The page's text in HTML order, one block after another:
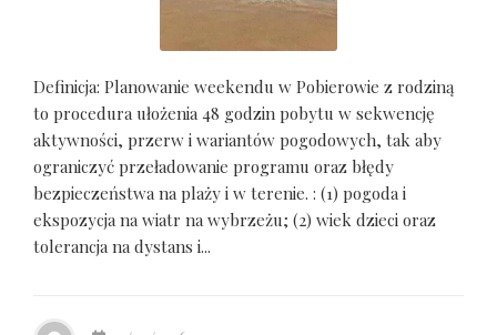
Definicja: Planowanie weekendu w Pobierowie z rodziną
to procedura ułożenia 48 godzin pobytu w sekwencję
aktywności, przerw i wariantów pogodowych, tak aby
ograniczyć przeładowanie programu oraz błędy
bezpieczeństwa na plaży i w terenie. : (1) pogoda i
ekspozycja na wiatr na wybrzeżu; (2) wiek dzieci oraz
tolerancja na dystans i...